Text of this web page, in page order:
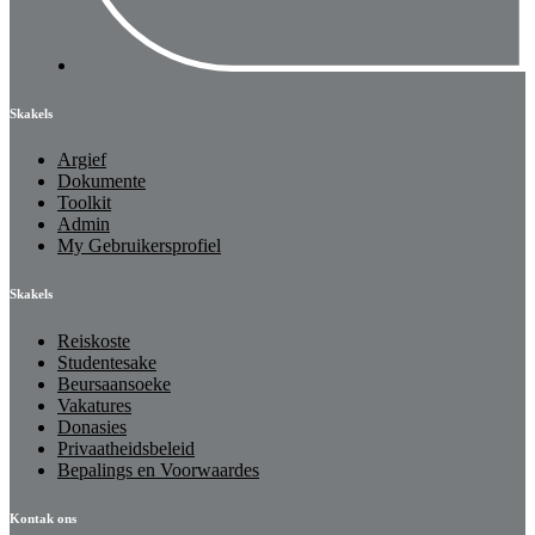
Skakels
Argief
Dokumente
Toolkit
Admin
My Gebruikersprofiel
Skakels
Reiskoste
Studentesake
Beursaansoeke
Vakatures
Donasies
Privaatheidsbeleid
Bepalings en Voorwaardes
Kontak ons